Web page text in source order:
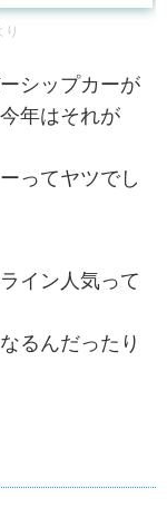
り
シップカーが
年はそれが
ってヤツでし
イン人気って
るんだったり